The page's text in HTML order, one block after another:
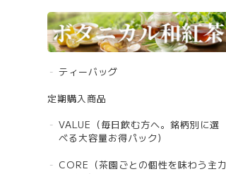
ティーバッグ
定期購入商品
VALUE（毎日飲む方へ。銘柄別に選
べる大容量お得パック）
CORE（茶園ごとの個性を味わう主力